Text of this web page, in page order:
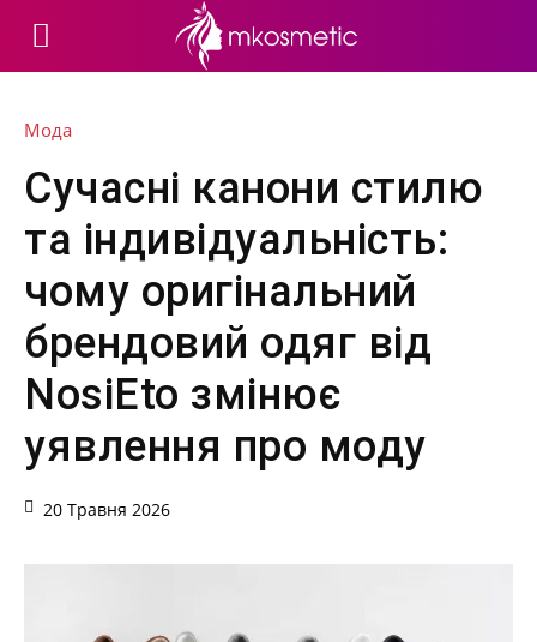
Мода
Сучасні канони стилю
та індивідуальність:
чому оригінальний
брендовий одяг від
NosiEto змінює
уявлення про моду
20 Травня 2026